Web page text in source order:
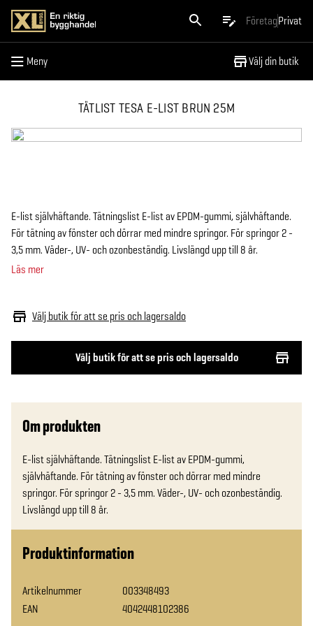
FöretagPrivat
Meny Välj din butik
Meny
TÄTLIST TESA E-LIST BRUN 25M
Välj butik för att se pris och lagersaldo
Välj butik för att se pris och lagersaldo
E-list självhäftande. Tätningslist E-list av EPDM-gummi, självhäftande.
För tätning av fönster och dörrar med mindre springor. För springor 2 -
3,5 mm. Väder-, UV- och ozonbeständig. Livslängd upp till 8 år.
Läs mer
Om produkten
E-list självhäftande. Tätningslist E-list av EPDM-gummi,
självhäftande. För tätning av fönster och dörrar med mindre
springor. För springor 2 - 3,5 mm. Väder-, UV- och ozonbeständig.
Livslängd upp till 8 år.
Produktinformation
Artikelnummer
003348493
EAN
4042448102386